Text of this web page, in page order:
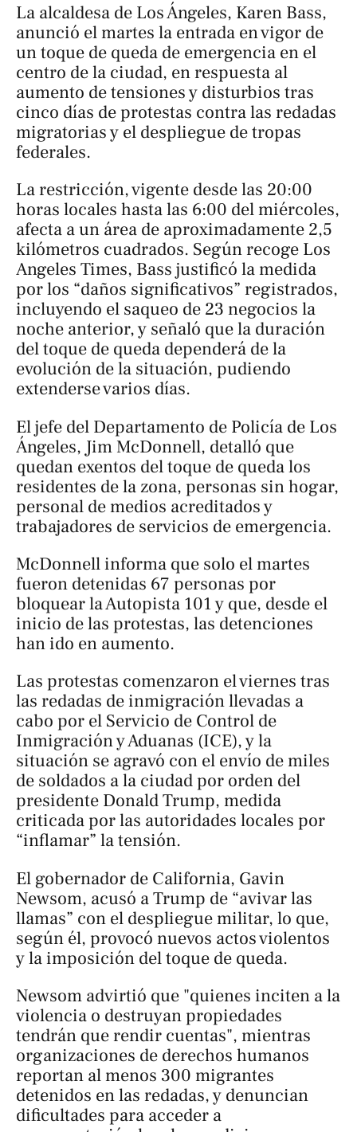
La alcaldesa de Los Ángeles, Karen Bass,
anunció el martes la entrada en vigor de
un toque de queda de emergencia en el
centro de la ciudad, en respuesta al
aumento de tensiones y disturbios tras
cinco días de protestas contra las redadas
migratorias y el despliegue de tropas
federales.
La restricción, vigente desde las 20:00
horas locales hasta las 6:00 del miércoles,
afecta a un área de aproximadamente 2,5
kilómetros cuadrados. Según recoge Los
Angeles Times, Bass justificó la medida
por los “daños significativos” registrados,
incluyendo el saqueo de 23 negocios la
noche anterior, y señaló que la duración
del toque de queda dependerá de la
evolución de la situación, pudiendo
extenderse varios días.
El jefe del Departamento de Policía de Los
Ángeles, Jim McDonnell, detalló que
quedan exentos del toque de queda los
residentes de la zona, personas sin hogar,
personal de medios acreditados y
trabajadores de servicios de emergencia.
McDonnell informa que solo el martes
fueron detenidas 67 personas por
bloquear la Autopista 101 y que, desde el
inicio de las protestas, las detenciones
han ido en aumento.
Las protestas comenzaron el viernes tras
las redadas de inmigración llevadas a
cabo por el Servicio de Control de
Inmigración y Aduanas (ICE), y la
situación se agravó con el envío de miles
de soldados a la ciudad por orden del
presidente Donald Trump, medida
criticada por las autoridades locales por
“inflamar” la tensión.
El gobernador de California, Gavin
Newsom, acusó a Trump de “avivar las
llamas” con el despliegue militar, lo que,
según él, provocó nuevos actos violentos
y la imposición del toque de queda.
Newsom advirtió que "quienes inciten a la
violencia o destruyan propiedades
tendrán que rendir cuentas", mientras
organizaciones de derechos humanos
reportan al menos 300 migrantes
detenidos en las redadas, y denuncian
dificultades para acceder a